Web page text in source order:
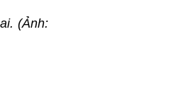
(Ảnh: